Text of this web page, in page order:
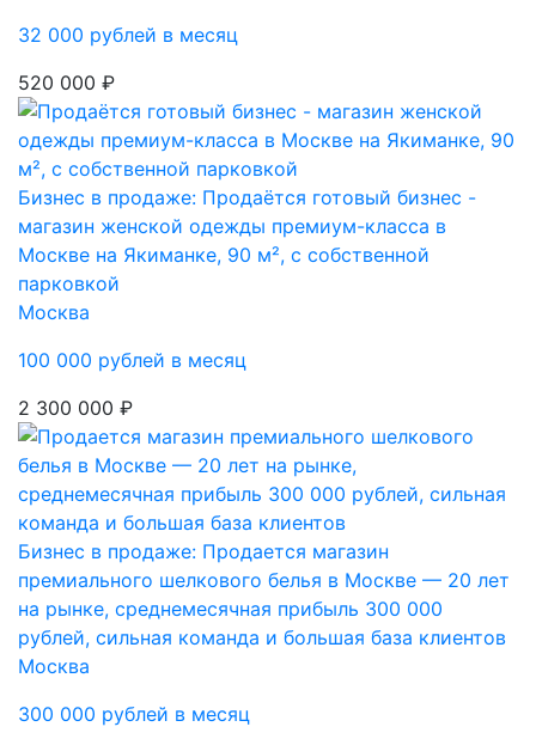
32 000 рублей в месяц
520 000 ₽
Бизнес в продаже: Продаётся готовый бизнес -
магазин женской одежды премиум-класса в
Москве на Якиманке, 90 м², с собственной
парковкой
Москва
100 000 рублей в месяц
2 300 000 ₽
Бизнес в продаже: Продается магазин
премиального шелкового белья в Москве — 20 лет
на рынке, среднемесячная прибыль 300 000
рублей, сильная команда и большая база клиентов
Москва
300 000 рублей в месяц